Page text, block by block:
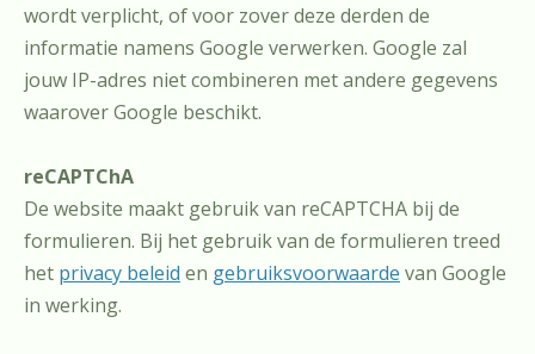
wordt verplicht, of voor zover deze derden de
informatie namens Google verwerken. Google zal
jouw IP-adres niet combineren met andere gegevens
waarover Google beschikt.
reCAPTChA
De website maakt gebruik van reCAPTCHA bij de
formulieren. Bij het gebruik van de formulieren treed
het privacy beleid en gebruiksvoorwaarde van Google
in werking.